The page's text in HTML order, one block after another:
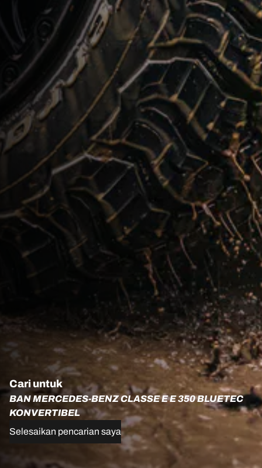
Cari untuk
BAN MERCEDES-BENZ CLASSE E E 350 BLUETEC
KONVERTIBEL
Selesaikan pencarian saya